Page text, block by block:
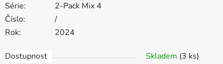
Série:
2-Pack Mix 4
Číslo:
/
Rok:
2024
Dostupnost Skladem (3 ks)